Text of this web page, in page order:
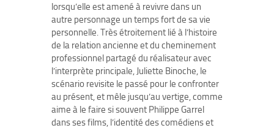
lorsqu’elle est amené à revivre dans un
autre personnage un temps fort de sa vie
personnelle. Très étroitement lié à l’histoire
de la relation ancienne et du cheminement
professionnel partagé du réalisateur avec
l’interprète principale, Juliette Binoche, le
scénario revisite le passé pour le confronter
au présent, et mêle jusqu’au vertige, comme
aime à le faire si souvent Philippe Garrel
dans ses films, l’identité des comédiens et